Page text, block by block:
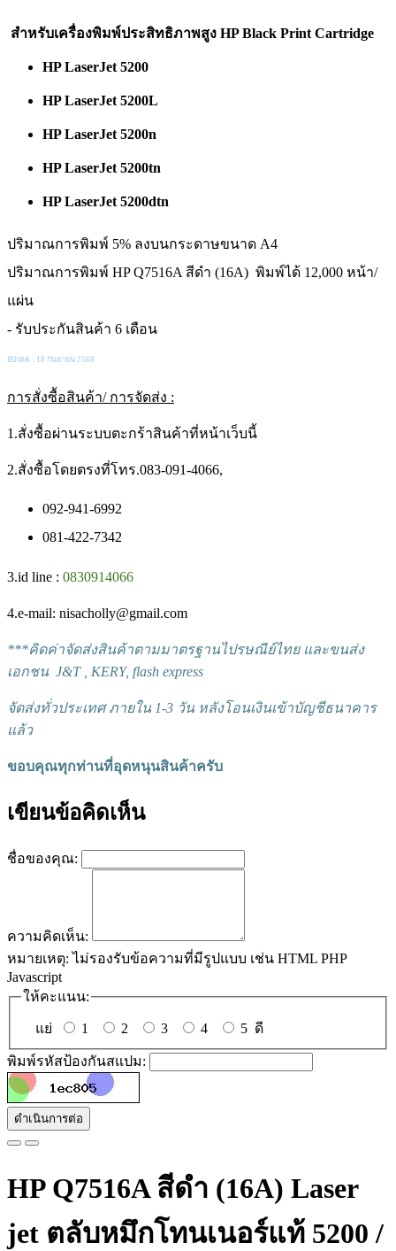
สำหรับเครื่องพิมพ์ประสิทธิภาพสูง HP Black Print Cartridge
HP LaserJet 5200
HP LaserJet 5200L
HP LaserJet 5200n
HP LaserJet 5200tn
HP LaserJet 5200dtn
ปริมาณการพิมพ์ 5% ลงบนกระดาษขนาด A4
ปริมาณการพิมพ์ HP Q7516A สีดำ (16A) พิมพ์ได้ 12,000 หน้า/
แผ่น
- รับประกันสินค้า 6 เดือน
อัปเดต : 18 กันยายน 2568
การสั่งซื้อสินค้า/ การจัดส่ง :
1.สั่งซื้อผ่านระบบตะกร้าสินค้าที่หน้าเว็บนี้
2.สั่งซื้อโดยตรงที่โทร.083-091-4066,
092-941-6992
081-422-7342
3.id line : 0830914066
4.e-mail: nisacholly@gmail.com
***คิดค่าจัดส่งสินค้าตามมาตรฐานไปรษณีย์ไทย และขนส่ง
เอกชน J&T , KERY, flash express
จัดส่งทั่วประเทศ ภายใน 1-3 วัน หลังโอนเงินเข้าบัญชีธนาคาร
แล้ว
ขอบคุณทุกท่านที่อุดหนุนสินค้าครับ
เขียนข้อคิดเห็น
ชื่อของคุณ:
ความคิดเห็น:
หมายเหตุ: ไม่รองรับข้อความที่มีรูปแบบ เช่น HTML PHP
Javascript
ให้คะแนน:
แย่ 1 2 3 4 5 ดี
พิมพ์รหัสป้องกันสแปม:
ดำเนินการต่อ
HP Q7516A สีดำ (16A) Laser
jet ตลับหมึกโทนเนอร์แท้ 5200 /